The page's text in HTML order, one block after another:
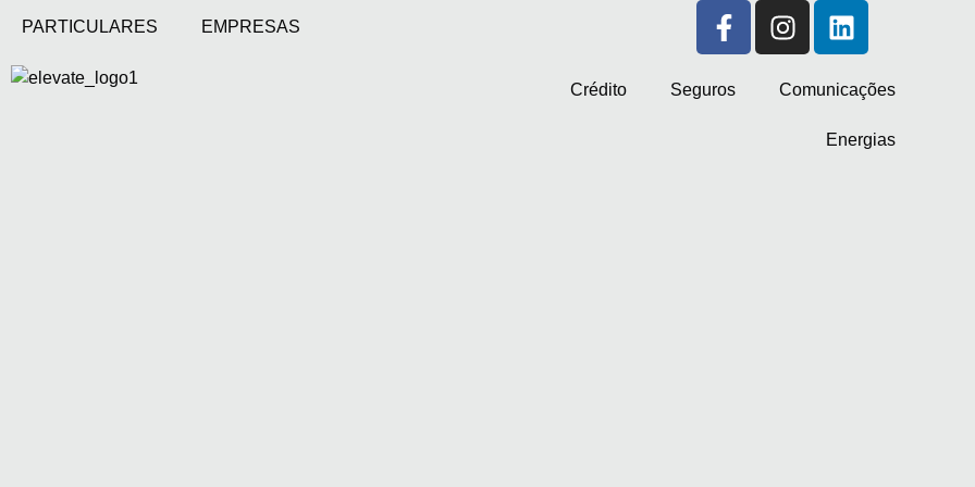
PARTICULARES EMPRESAS
Crédito Seguros Comunicações
Energias